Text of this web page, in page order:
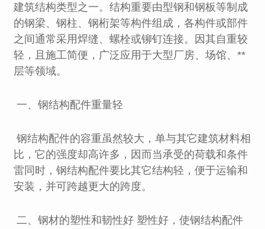
建筑结构类型之一。结构重要由型钢和钢板等制成
的钢梁、钢柱、钢桁架等构件组成，各构件或部件
之间通常采用焊缝、螺栓或铆钉连接。因其自重较
轻，且施工简便，广泛应用于大型厂房、场馆、**
层等领域。
一、钢结构配件重量轻
钢结构配件的容重虽然较大，单与其它建筑材料相
比，它的强度却高许多，因而当承受的荷载和条件
雷同时，钢结构配件要比其它结构轻，便于运输和
安装，并可跨越更大的跨度。
二、钢材的塑性和韧性好 塑性好，使钢结构配件